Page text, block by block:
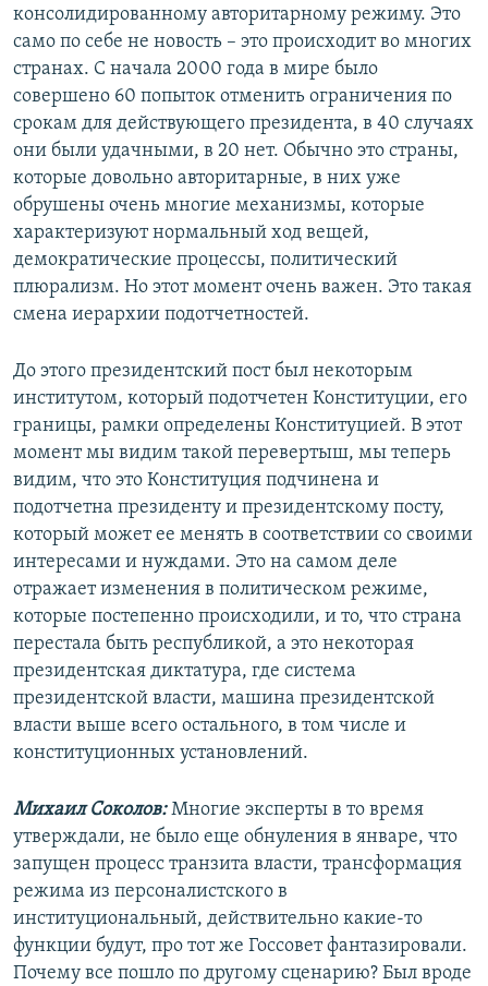
консолидированному авторитарному режиму. Это
само по себе не новость – это происходит во многих
странах. С начала 2000 года в мире было
совершено 60 попыток отменить ограничения по
срокам для действующего президента, в 40 случаях
они были удачными, в 20 нет. Обычно это страны,
которые довольно авторитарные, в них уже
обрушены очень многие механизмы, которые
характеризуют нормальный ход вещей,
демократические процессы, политический
плюрализм. Но этот момент очень важен. Это такая
смена иерархии подотчетностей.
До этого президентский пост был некоторым
институтом, который подотчетен Конституции, его
границы, рамки определены Конституцией. В этот
момент мы видим такой перевертыш, мы теперь
видим, что это Конституция подчинена и
подотчетна президенту и президентскому посту,
который может ее менять в соответствии со своими
интересами и нуждами. Это на самом деле
отражает изменения в политическом режиме,
которые постепенно происходили, и то, что страна
перестала быть республикой, а это некоторая
президентская диктатура, где система
президентской власти, машина президентской
власти выше всего остального, в том числе и
конституционных установлений.
Михаил Соколов:Многие эксперты в то время
утверждали, не было еще обнуления в январе, что
запущен процесс транзита власти, трансформация
режима из персоналистского в
институциональный, действительно какие-то
функции будут, про тот же Госсовет фантазировали.
Почему все пошло по другому сценарию? Был вроде